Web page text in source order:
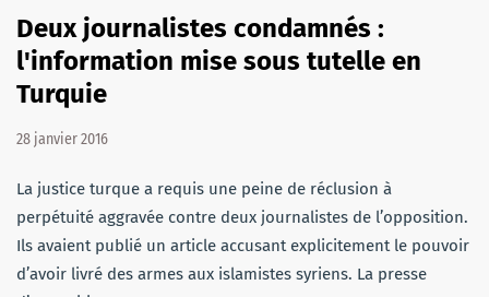
Deux journalistes condamnés :
l'information mise sous tutelle en
Turquie
28 janvier 2016
La justice turque a requis une peine de réclusion à
perpétuité aggravée contre deux journalistes de l’opposition.
Ils avaient publié un article accusant explicitement le pouvoir
d’avoir livré des armes aux islamistes syriens. La presse